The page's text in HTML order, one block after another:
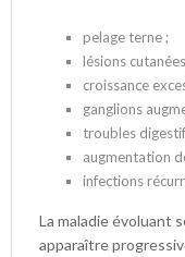
pelage terne ;
lésions
croissance
ganglions
troubles
augmentation
infections
La maladie évoluant
apparaître